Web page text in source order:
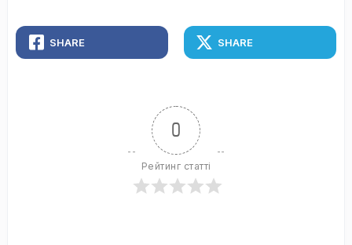
SHARE SHARE
0
Рейтинг статті